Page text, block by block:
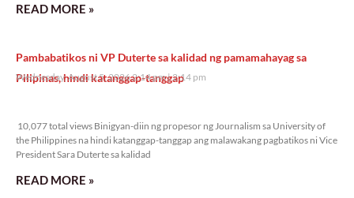
READ MORE »
Pambabatikos ni VP Duterte sa kalidad ng pamamahayag sa
Pilipinas, hindi katanggap-tanggap
Wednesday, August 5, 2026 2:14 pm 2:14 pm
10,077 total views Binigyan-diin ng propesor ng Journalism sa University of
the Philippines na hindi katanggap-tanggap ang malawakang pagbatikos ni Vice
President Sara Duterte sa kalidad
READ MORE »